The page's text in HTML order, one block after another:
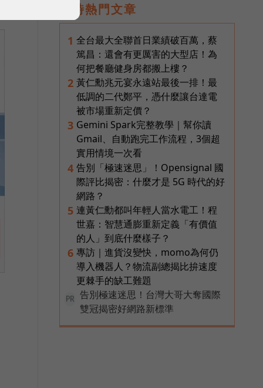
即時熱門文章
1 全台最大全聯首日業績破百萬，蔡
篤昌：還會有更厲害的大型店！為
何把餐廳健身房都搬上樓？
2 黃仁勳兆元宴永遠站最後一排！最
低調的二代鄭平，憑什麼讓台達電
被市場重新定價？
3 Gemini Spark完整教學｜幫你讀
Gmail、自動跑完工作流程，3個超
實用情境一次看
4 告別「極速迷思」！Opensignal 國
際評比揭密：什麼才是 5G 時代的好
網路？
5 連黃仁勳都叫年輕人當水電工！程
世嘉：智慧通膨重新定義「有價值
的人」到底什麼樣子？
6 專訪｜進貨沒變快，momo為何仍
導入機器人？物流副總揭比拚速度
更棘手的缺工難題
PR
告別極速迷思！台灣大哥大奪國際
雙冠揭密好網路新標準